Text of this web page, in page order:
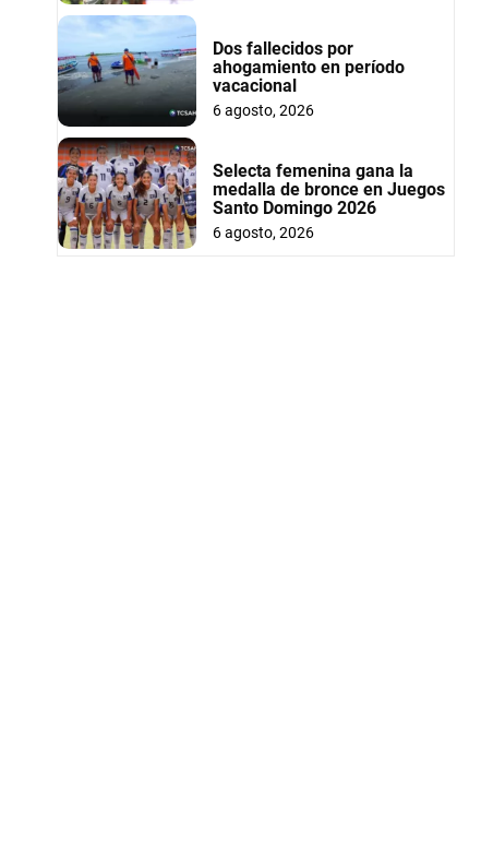
Dos fallecidos por
ahogamiento en período
vacacional
6 agosto, 2026
Selecta femenina gana la
medalla de bronce en Juegos
Santo Domingo 2026
6 agosto, 2026